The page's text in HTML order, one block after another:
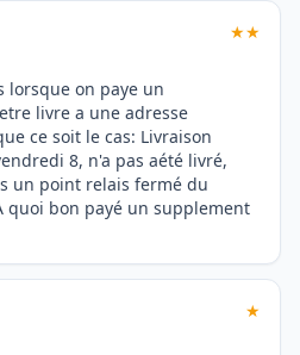
★★
lorsque on paye un
livre a une adresse
ce soit le cas: Livraison
8, n'a pas aété livré,
un point relais fermé du
quoi bon payé un supplement
★